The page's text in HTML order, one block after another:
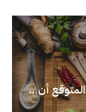
المتوقع أن...